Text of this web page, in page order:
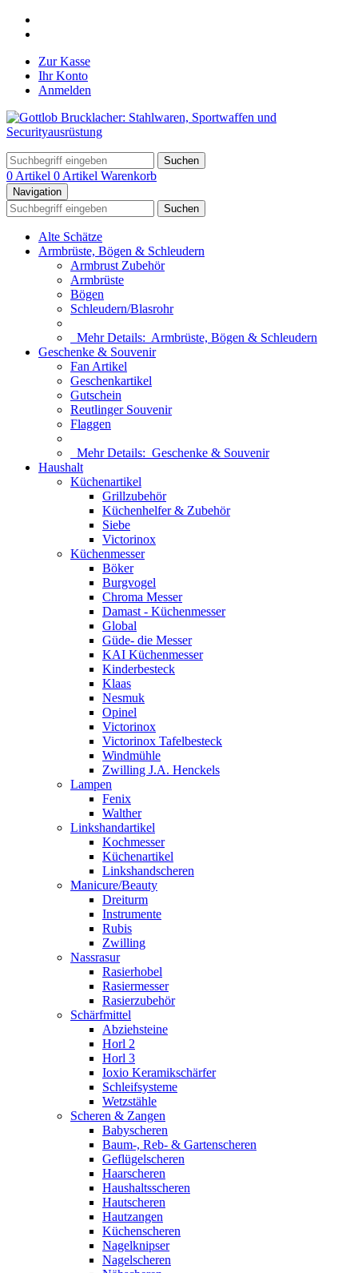
Zur Kasse
Ihr Konto
Anmelden
Suchen
0 Artikel 0 Artikel Warenkorb
Navigation
Suchen
Alte Schätze
Armbrüste, Bögen & Schleudern
Armbrust Zubehör
Armbrüste
Bögen
Schleudern/Blasrohr
Mehr Details: Armbrüste, Bögen & Schleudern
Geschenke & Souvenir
Fan Artikel
Geschenkartikel
Gutschein
Reutlinger Souvenir
Flaggen
Mehr Details: Geschenke & Souvenir
Haushalt
Küchenartikel
Grillzubehör
Küchenhelfer & Zubehör
Siebe
Victorinox
Küchenmesser
Böker
Burgvogel
Chroma Messer
Damast - Küchenmesser
Global
Güde- die Messer
KAI Küchenmesser
Kinderbesteck
Klaas
Nesmuk
Opinel
Victorinox
Victorinox Tafelbesteck
Windmühle
Zwilling J.A. Henckels
Lampen
Fenix
Walther
Linkshandartikel
Kochmesser
Küchenartikel
Linkshandscheren
Manicure/Beauty
Dreiturm
Instrumente
Rubis
Zwilling
Nassrasur
Rasierhobel
Rasiermesser
Rasierzubehör
Schärfmittel
Abziehsteine
Horl 2
Horl 3
Ioxio Keramikschärfer
Schleifsysteme
Wetzstähle
Scheren & Zangen
Babyscheren
Baum-, Reb- & Gartenscheren
Geflügelscheren
Haarscheren
Haushaltsscheren
Hautscheren
Hautzangen
Küchenscheren
Nagelknipser
Nagelscheren